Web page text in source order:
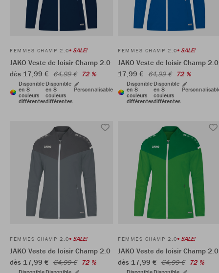
FEMMES CHAMP 2.0 SALE!
JAKO Veste de loisir Champ 2.0
dès 17,99 € 64,99 € 72 %
Disponible
en 8
couleurs
différentes
Disponible
en 8
couleurs
différentes
Personnalisable
FEMMES CHAMP 2.0 SALE!
JAKO Veste de loisir Champ 2.0
17,99 € 64,99 € 72 %
Disponible
en 8
couleurs
différentes
Disponible
en 8
couleurs
différentes
FEMMES CHAMP 2.0 SALE!
JAKO Veste de loisir Champ 2.0
dès 17,99 € 64,99 € 72 %
FEMMES CHAMP 2.0 SALE!
JAKO Veste de loisir Champ 2.0
dès 17,99 € 64,99 € 72 %